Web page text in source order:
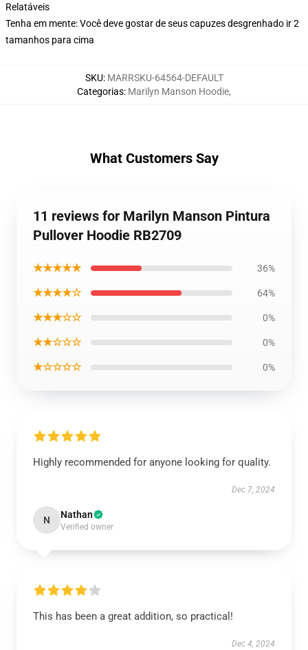
Relatáveis
Tenha em mente: Você deve gostar de seus capuzes desgrenhado ir 2
tamanhos para cima
SKU: MARRSKU-64564-DEFAULT
Categorias: Marilyn Manson Hoodie,
What Customers Say
11 reviews for Marilyn Manson Pintura
Pullover Hoodie RB2709
★★★★★ 36%
★★★★☆ 64%
★★★☆☆ 0%
★★☆☆☆ 0%
★☆☆☆☆ 0%
Highly recommended for anyone looking for quality.
Dec 7, 2024
N Nathan
Verified owner
This has been a great addition, so practical!
Dec 4, 2024